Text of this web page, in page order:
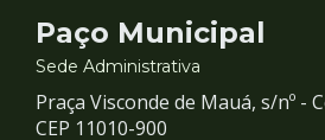
Contato
e
Paço Municipal
Sede Administrativa
Praça Visconde de Mauá, s/nº -
CEP 11010-900